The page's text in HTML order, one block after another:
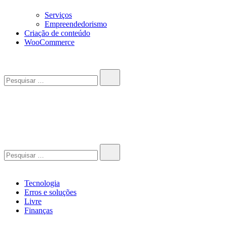
Serviços
Empreendedorismo
Criação de conteúdo
WooCommerce
Tecnologia
Erros e soluções
Livre
Finanças